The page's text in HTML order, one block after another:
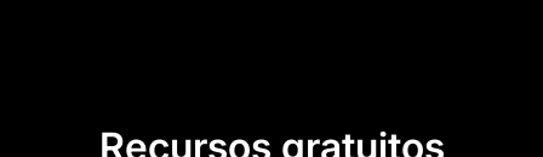
Recursos gratuitos